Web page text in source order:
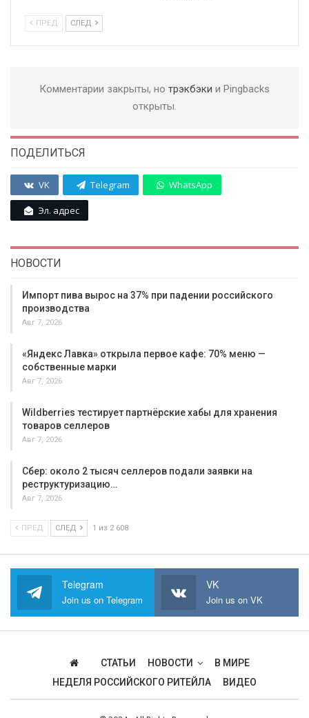
ПРЕД СЛЕД
Комментарии закрыты, но трэкбэки и Pingbacks
открыты.
ПОДЕЛИТЬСЯ
VK Telegram WhatsApp
Эл. адрес
НОВОСТИ
Импорт пива вырос на 37% при падении российского
производства
Авг 7, 2026
«Яндекс Лавка» открыла первое кафе: 70% меню —
собственные марки
Авг 7, 2026
Wildberries тестирует партнёрские хабы для хранения
товаров селлеров
Авг 7, 2026
Сбер: около 2 тысяч селлеров подали заявки на
реструктуризацию…
Авг 7, 2026
ПРЕД СЛЕД 1 из 2 608
Telegram
Join us on Telegram
VK
Join us on VK
СТАТЬИ НОВОСТИ
В МИРЕ
НЕДЕЛЯ РОССИЙСКОГО РИТЕЙЛА
ВИДЕО